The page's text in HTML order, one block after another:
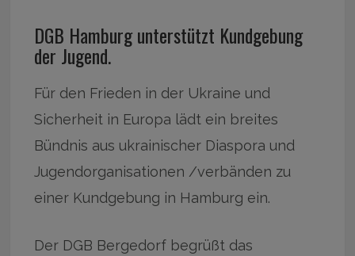
DGB Hamburg unterstützt Kundgebung
der Jugend.
Für den Frieden in der Ukraine und
Sicherheit in Europa lädt ein breites
Bündnis aus ukrainischer Diaspora und
Jugendorganisationen /verbänden zu
einer Kundgebung in Hamburg ein.
Der DGB Bergedorf begrüßt das